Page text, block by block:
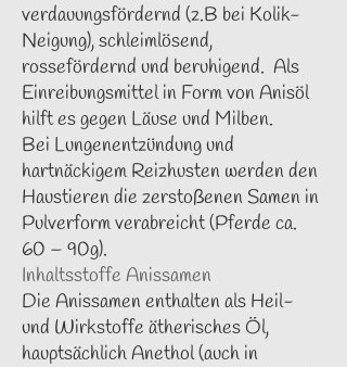
verdauungsfördernd (z.B bei Kolik-
Neigung), schleimlösend,
rossefördernd und beruhigend. Als
Einreibungsmittel in Form von Anisöl
hilft es gegen Läuse und Milben.
Bei Lungenentzündung und
hartnäckigem Reizhusten werden den
Haustieren die zerstoßenen Samen in
Pulverform verabreicht (Pferde ca.
60 – 90g).
Inhaltsstoffe Anissamen
Die Anissamen enthalten als Heil-
und Wirkstoffe ätherisches Öl,
hauptsächlich Anethol (auch in